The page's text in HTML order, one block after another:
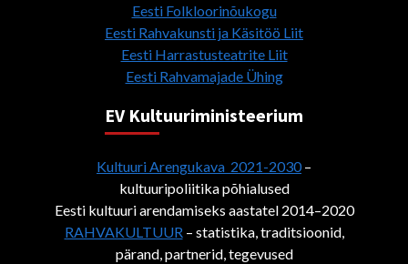
Eesti Folkloorinõukogu
Eesti Rahvakunsti ja Käsitöö Liit
Eesti Harrastusteatrite Liit
Eesti Rahvamajade Ühing
EV Kultuuriministeerium
Kultuuri Arengukava 2021-2030–
kultuuripoliitika põhialused
Eesti kultuuri arendamiseks aastatel 2014–2020
RAHVAKULTUUR– statistika, traditsioonid,
pärand, partnerid, tegevused